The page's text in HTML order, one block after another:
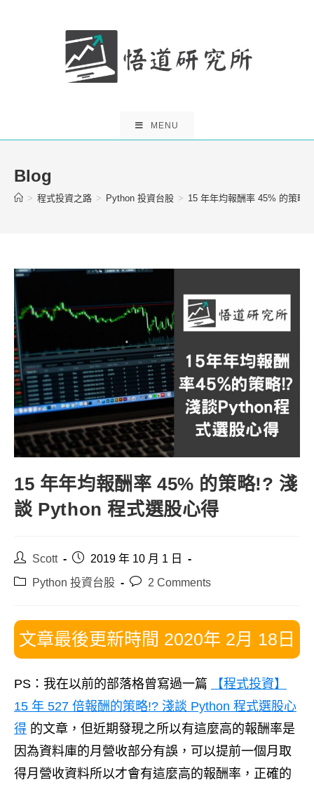
MENU
Blog
> 程式投資之路 > Python 投資台股 > 15 年年均報酬率 45% 的策略
15 年年均報酬率 45% 的策略!? 淺
談 Python 程式選股心得
Post Scott
Post 2019 年 10 月 1 日
Post Python 投資台股
Post 2 Comments
文章最後更新時間 2020年 2月 18日
PS：我在以前的部落格曾寫過一篇
【程式投資】
15 年 527 倍報酬的策略!? 淺談 Python 程式選股心
得 的文章，但近期發現之所以有這麼高的報酬率是
因為資料庫的月營收部分有誤，可以提前一個月取
得月營收資料所以才會有這麼高的報酬率，正確的